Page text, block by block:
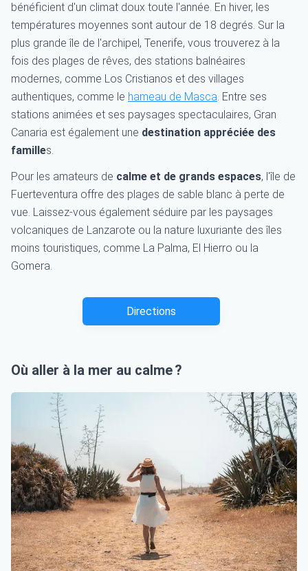
bénéficient d'un climat doux toute l'année. En hiver, les
températures moyennes sont autour de 18 degrés. Sur la
plus grande île de l'archipel, Tenerife, vous trouverez à la
fois des plages de rêves, des stations balnéaires
modernes, comme Los Cristianos et des villages
authentiques, comme le hameau de Masca. Entre ses
stations animées et ses paysages spectaculaires, Gran
Canaria est également une destination appréciée des
familles.
Pour les amateurs de calme et de grands espaces, l'île de
Fuerteventura offre des plages de sable blanc à perte de
vue. Laissez-vous également séduire par les paysages
volcaniques de Lanzarote ou la nature luxuriante des îles
moins touristiques, comme La Palma, El Hierro ou la
Gomera.
Directions
Où aller à la mer au calme ?